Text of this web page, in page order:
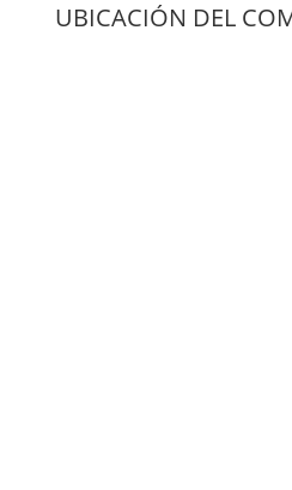
UBICACIÓN DEL